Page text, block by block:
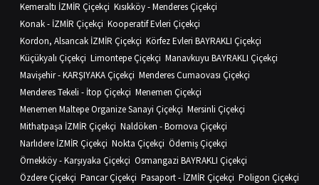
Kemeraltı İZMİR Çiçekçi Kısıkköy - Menderes Çiçekçi
Konak - İZMİR Çiçekçi Kooperatif Evleri Çiçekçi
Kordon, Alsancak İZMİR Çiçekçi Körfez Evleri BAYRAKLI Çiçekçi
Küçükyalı Çiçekçi Limontepe Çiçekçi Manavkuyu BAYRAKLI Çiçekçi
Mavişehir - KARŞIYAKA Çiçekçi Menderes Cumaovası Çiçekçi
Menderes Tekeli - İtop Çiçekçi Menemen Çiçekçi
Menemen Maltepe Organize Sanayi Çiçekçi Mersinli Çiçekçi
Mithatpaşa İZMİR Çiçekçi Naldöken - Bornova Çiçekçi
Narlıdere İZMİR Çiçekçi Nokta Çiçekçi Ödemiş Çiçekçi
Örnekköy - Karşıyaka Çiçekçi Osmangazi BAYRAKLI Çiçekçi
Özdere Çiçekçi Pancar Çiçekçi Pasaport - İZMİR Çiçekçi Poligon Çiçekçi